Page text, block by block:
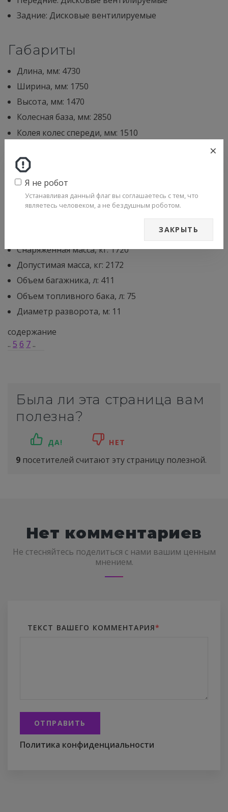
Задние: Дисковые вентилируемые
Габариты
Длина, мм: 4730
Ширина, мм: 1750
Высота, мм: 1470
Колесная база, мм: 2850
Колея колес спереди, мм: 1510
Клиренс, мм: 160
Прочее
Снаряженная масса, кг: 1720
Допустимая масса, кг: 2172
Объем багажника, л: 411
Объем топливного бака, л: 75
Диаметр разворота, м: 11
содержание
.. 5 6 7 ..
Была ли эта страница вам
полезна?
ДА! НЕТ
9 посетителей считают эту страницу полезной.
Нет комментариев
Не стесняйтесь поделиться с нами вашим ценным
мнением.
ТЕКСТ ВАШЕГО КОММЕНТАРИЯ*
ОТПРАВИТЬ
Политика конфиденциальности
×
Я не робот
Устанавливая данный флаг вы соглашаетесь с тем, что
являетесь человеком, а не бездушным роботом.
ЗАКРЫТЬ